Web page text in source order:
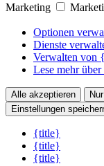
Marketing
Optionen
Dienste
Verwalten von
Lese mehr
Alle akzeptieren
Einstellungen
{title}
{title}
{title}